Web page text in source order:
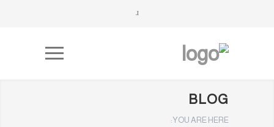
BLOG
YOU ARE HERE: